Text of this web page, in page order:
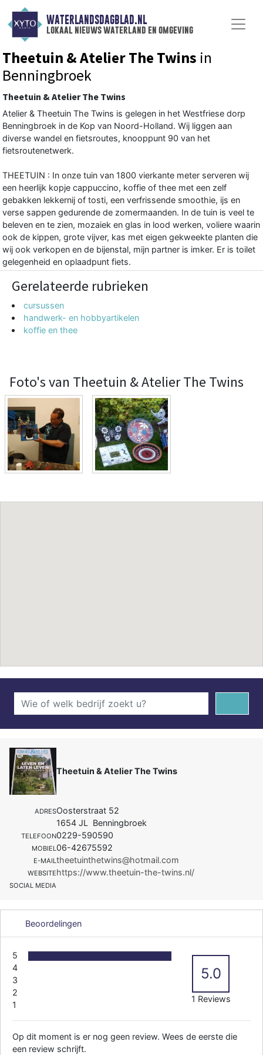
WATERLANDSDAGBLAD.NL
lokaal nieuws waterland en omgeving
Theetuin & Atelier The Twins in
Benningbroek
Theetuin & Atelier The Twins
Atelier & Theetuin The Twins is gelegen in het Westfriese dorp
Benningbroek in de Kop van Noord-Holland. Wij liggen aan
diverse wandel en fietsroutes, knooppunt 90 van het
fietsroutenetwerk.
THEETUIN : In onze tuin van 1800 vierkante meter serveren wij
een heerlijk kopje cappuccino, koffie of thee met een zelf
gebakken lekkernij of tosti, een verfrissende smoothie, ijs en
verse sappen gedurende de zomermaanden. In de tuin is veel te
beleven en te zien, mozaiek en glas in lood werken, voliere waarin
ook de kippen, grote vijver, kas met eigen gekweekte planten die
wij ook verkopen en de bijenstal, mijn partner is imker. Er is toilet
gelegenheid en oplaadpunt fiets.
Gerelateerde rubrieken
cursussen
handwerk- en hobbyartikelen
koffie en thee
Foto's van Theetuin & Atelier The Twins
Theetuin & Atelier The Twins
ADRESOosterstraat 52
1654 JL Benningbroek
TELEFOON0229-590590
MOBIEL06-42675592
E-MAILtheetuinthetwins@hotmail.com
WEBSITEhttps://www.theetuin-the-twins.nl/
SOCIAL MEDIA
Beoordelingen
5
4
3
2
1
5.0
1 Reviews
Op dit moment is er nog geen review. Wees de eerste die
een review schrijft.